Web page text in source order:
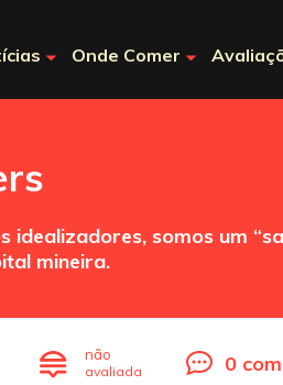
Onde Comer
idealizadores, somos um
mineira.
não
avaliada 0